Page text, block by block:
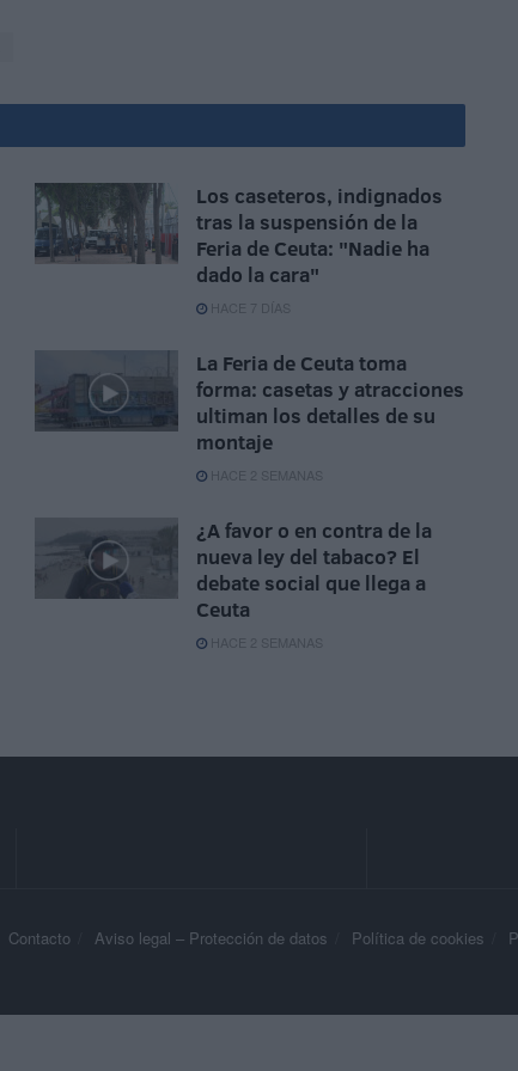
Los caseteros, indignados
tras la suspensión de la
Feria de Ceuta: "Nadie ha
dado la cara"
HACE 7 DÍAS
La Feria de Ceuta toma
forma: casetas y atracciones
ultiman los detalles de su
montaje
HACE 2 SEMANAS
¿A favor o en contra de la
nueva ley del tabaco? El
debate social que llega a
Ceuta
HACE 2 SEMANAS
Contacto Aviso legal – Protección de datos Política de cookies